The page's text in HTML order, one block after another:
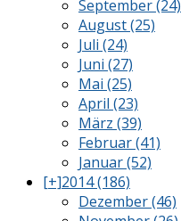
September (24)
August (25)
Juli (24)
Juni (27)
Mai (25)
April (23)
März (39)
Februar (41)
Januar (52)
[+]2014 (186)
Dezember (46)